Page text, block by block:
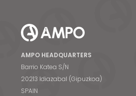
AMPO HEADQUARTERS
Barrio Katea S/N
20213 Idiazabal (Gipuzkoa)
SPAIN